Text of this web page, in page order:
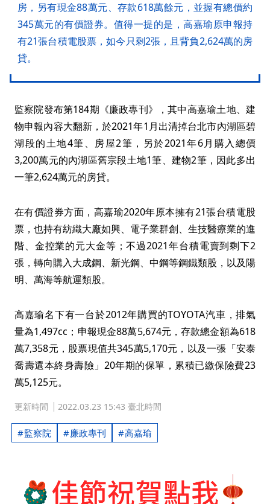
房，另有現金88萬元、存款618萬餘元，並握有總價約
345萬元的有價證券。值得一提的是，高嘉瑜原申報持
有21張台積電股票，如今只剩2張，且背負2,624萬的房
貸。
監察院發布第184期《廉政專刊》，其中高嘉瑜土地、建
物申報內容大翻新，於2021年1月出清掉台北市內湖區碧
湖段的土地4筆、房屋2筆，另於2021年6月購入總價
3,200萬元的內湖區舊宗段土地1筆、建物2筆，因此多出
一筆2,624萬元的房貸。
在有價證券方面，高嘉瑜2020年原本擁有21張台積電股
票，也持有紡織大廠如興、電子業群創、生技醫療業的進
階、金控業的元大金等；不過2021年台積電賣到剩下2
張，轉向購入大成鋼、新光鋼、中鋼等鋼鐵類股，以及陽
明、萬海等航運類股。
高嘉瑜名下有一台於2012年購買的TOYOTA汽車，排氣
量為1,497cc；申報現金88萬5,674元，存款總金額為618
萬7,358元，股票現值共345萬5,170元，以及一張「安泰
喬壽還本終身壽險」20年期的保單，累積已繳保險費23
萬5,125元。
更新時間 2022.03.23 15:43 臺北時間
監察院 廉政專刊 高嘉瑜